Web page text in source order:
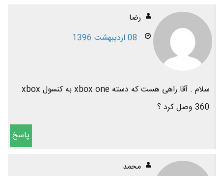
رضا
08 اردیبهشت 1396
سلام . آقا راهی هست که دسته xbox one به کنسول xbox
360 وصل کرد ؟
پاسخ
محمد